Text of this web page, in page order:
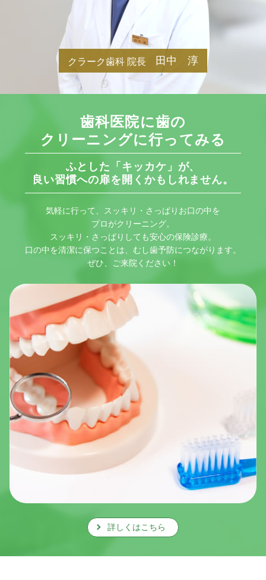
クラーク歯科 院長 田中 淳
歯科医院に歯の
クリーニングに行ってみる
ふとした「キッカケ」が、
良い習慣への扉を開くかもしれません。
気軽に行って、スッキリ・さっぱりお口の中を
プロがクリーニング。
スッキリ・さっぱりしても安心の保険診療。
口の中を清潔に保つことは、むし歯予防につながります。
ぜひ、ご来院ください！
詳しくはこちら